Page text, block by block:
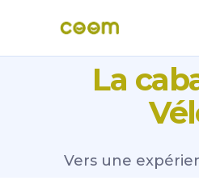
La
Vers une